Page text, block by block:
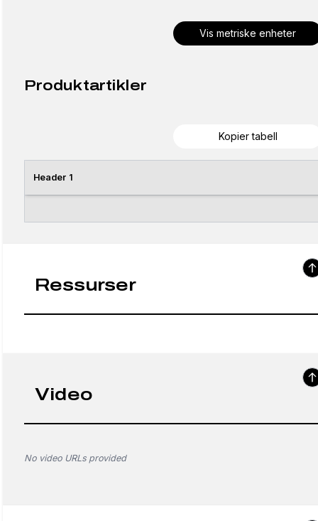
Vis metriske enheter
Produktartikler
Kopier tabell
Header 1
Ressurser
Video
No video URLs provided